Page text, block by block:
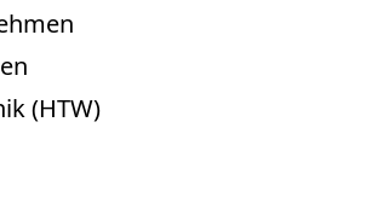
(HTW)